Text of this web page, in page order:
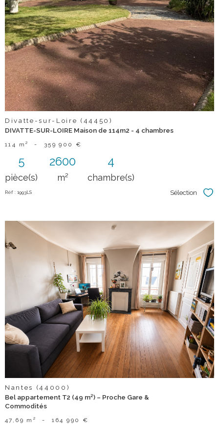
Divatte-sur-Loire (44450)
DIVATTE-SUR-LOIRE Maison de 114m2 - 4 chambres
114 m² - 359 900 €
5
pièce(s)
2600
m²
4
chambre(s)
Réf : 1993LS Sélection
voir le
bien
Nantes (44000)
Bel appartement T2 (49 m²) – Proche Gare &
Commodités
47,69 m² - 164 990 €